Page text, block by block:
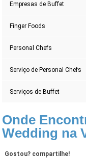
Empresas de Buffet
Finger Foods
Personal Chefs
Serviço de Personal Chefs
Serviços de Buffet
Onde
Wedding na
Gostou? compartilhe!